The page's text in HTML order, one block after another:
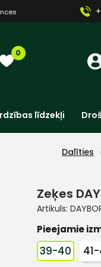
0
līdzekļi
Dalīties
Zeķes
Artikuls:
Pieejamie
39-40